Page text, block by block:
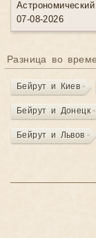
07-08-2026
Разница во
Бейрут и Киев
Бейрут и Донецк
Бейрут и Львов